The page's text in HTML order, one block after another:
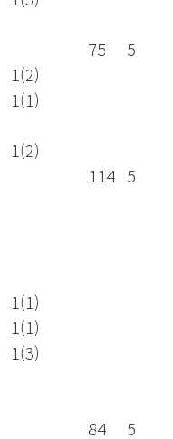
75 5
1(2)
1(1)
1(2)
114 5
1(1)
1(1)
1(3)
84 5